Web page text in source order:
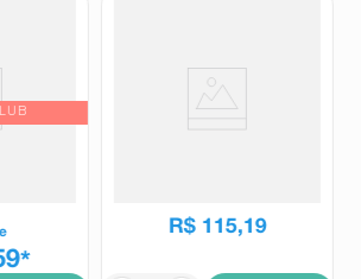
*
R$ 115,19